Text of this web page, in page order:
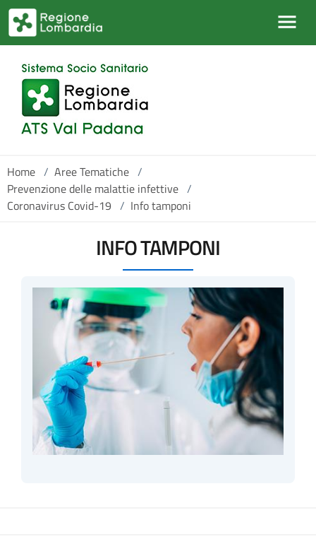
Salta al contenuto principale
Home / Aree Tematiche /
Prevenzione delle malattie infettive /
Coronavirus Covid-19 / Info tamponi
INFO TAMPONI